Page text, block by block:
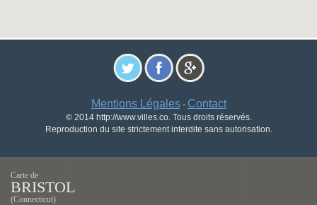
Mentions Légales- Contact
© 2014 http://www.villes.co. Tous droits réservés.
Reproduction du site strictement interdite sans autorisation.
Carte de
BRISTOL
(Connecticut)